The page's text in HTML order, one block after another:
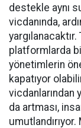
destekle aynı
vicdanında,
platformlarda
yönetimlerin
kapatıyor
vicdanlarından
da artması,